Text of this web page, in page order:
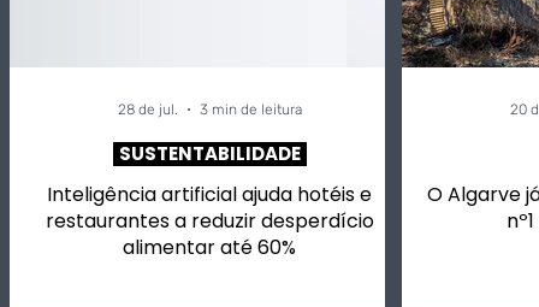
Inteligência artificial ajuda hotéis e
restaurantes a reduzir desperdício
alimentar até 60%
SUSTENTABILIDADE
28 de jul. 3 min de leitura
O Algarve
20